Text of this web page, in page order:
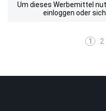
Um dieses Werbemittel
einloggen oder sich
1 2